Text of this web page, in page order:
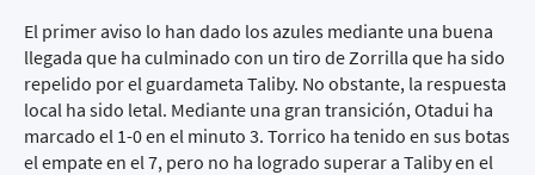
El primer aviso lo han dado los azules mediante una buena
llegada que ha culminado con un tiro de Zorrilla que ha sido
repelido por el guardameta Taliby. No obstante, la respuesta
local ha sido letal. Mediante una gran transición, Otadui ha
marcado el 1-0 en el minuto 3. Torrico ha tenido en sus botas
el empate en el 7, pero no ha logrado superar a Taliby en el